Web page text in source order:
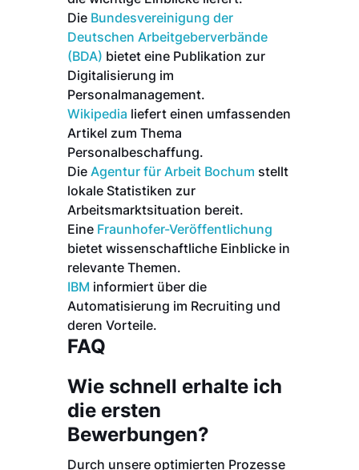
Die Bundesvereinigung der
Deutschen Arbeitgeberverbände
(BDA) bietet eine Publikation zur
Digitalisierung im
Personalmanagement.
Wikipedia liefert einen umfassenden
Artikel zum Thema
Personalbeschaffung.
Die Agentur für Arbeit Bochum stellt
lokale Statistiken zur
Arbeitsmarktsituation bereit.
Eine Fraunhofer-Veröffentlichung
bietet wissenschaftliche Einblicke in
relevante Themen.
IBM informiert über die
Automatisierung im Recruiting und
deren Vorteile.
FAQ
Wie schnell erhalte ich
die ersten
Bewerbungen?
Durch unsere optimierten Prozesse